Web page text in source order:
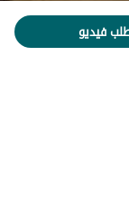
فيديو